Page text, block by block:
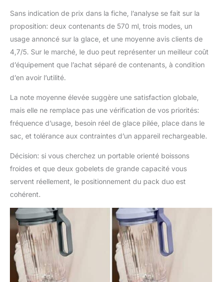
Sans indication de prix dans la fiche, l’analyse se fait sur la
proposition: deux contenants de 570 ml, trois modes, un
usage annoncé sur la glace, et une moyenne avis clients de
4,7/5. Sur le marché, le duo peut représenter un meilleur coût
d’équipement que l’achat séparé de contenants, à condition
d’en avoir l’utilité.
La note moyenne élevée suggère une satisfaction globale,
mais elle ne remplace pas une vérification de vos priorités:
fréquence d’usage, besoin réel de glace pilée, place dans le
sac, et tolérance aux contraintes d’un appareil rechargeable.
Décision: si vous cherchez un portable orienté boissons
froides et que deux gobelets de grande capacité vous
servent réellement, le positionnement du pack duo est
cohérent.